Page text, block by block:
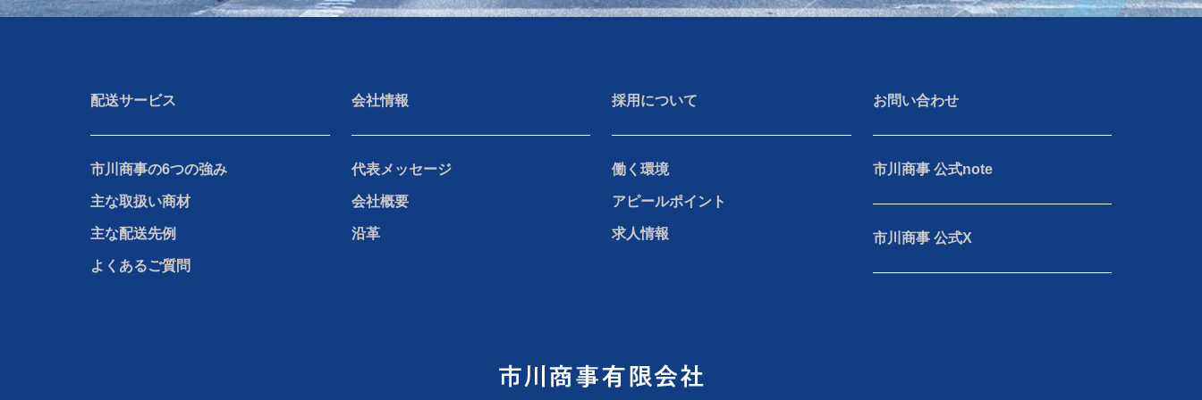
配送サービス
市川商事の6つの強み
主な取扱い商材
主な配送先例
よくあるご質問
会社情報
代表メッセージ
会社概要
沿革
採用について
働く環境
アピールポイント
求人情報
お問い合わせ
市川商事 公式note
市川商事 公式X